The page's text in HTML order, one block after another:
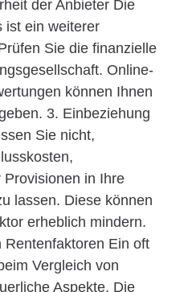
der Anbieter Die
ist ein weiterer
Sie die finanzielle
Online-
können Ihnen
3. Einbeziehung
Sie nicht,
in Ihre
lassen. Diese können
erheblich mindern.
Rentenfaktoren Ein oft
Vergleich von
Aspekte. Die